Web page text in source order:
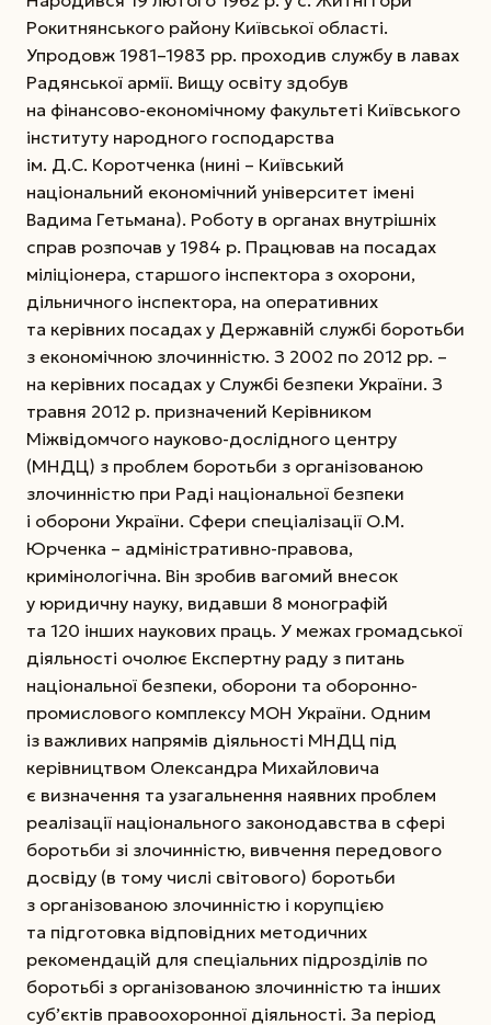
Рокитнянського району Київської області.
Упродовж 1981–1983 рр. проходив службу в лавах
Радянської армії. Вищу освіту здобув
на фінансово-економічному факультеті Київського
інституту народного господарства
ім. Д.С. Коротченка (нині – Київський
національний економічний університет імені
Вадима Гетьмана). Роботу в органах внутрішніх
справ розпочав у 1984 р. Працював на посадах
міліціонера, старшого інспектора з охорони,
дільничного інспектора, на оперативних
та керівних посадах у Державній службі боротьби
з економічною злочинністю. З 2002 по 2012 рр. –
на керівних посадах у Службі безпеки України. З
травня 2012 р. призначений Керівником
Міжвідомчого науково-дослідного центру
(МНДЦ) з проблем боротьби з організованою
злочинністю при Раді національної безпеки
і оборони України. Сфери спеціалізації О.М.
Юрченка – адміністративно-правова,
кримінологічна. Він зробив вагомий внесок
у юридичну науку, видавши 8 монографій
та 120 інших наукових праць. У межах громадської
діяльності очолює Експертну раду з питань
національної безпеки, оборони та оборонно-
промислового комплексу МОН України. Одним
із важливих напрямів діяльності МНДЦ під
керівництвом Олександра Михайловича
є визначення та узагальнення наявних проблем
реалізації національного законодавства в сфері
боротьби зі злочинністю, вивчення передового
досвіду (в тому числі світового) боротьби
з організованою злочинністю і корупцією
та підготовка відповідних методичних
рекомендацій для спеціальних підрозділів по
боротьбі з організованою злочинністю та інших
суб’єктів правоохоронної діяльності. За період